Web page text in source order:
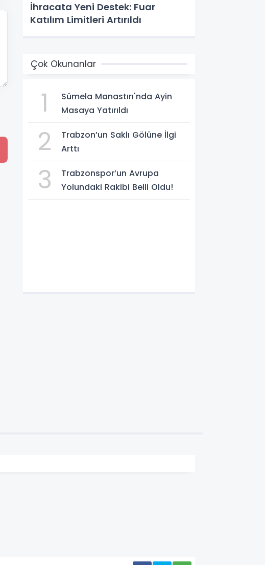
İhracata Yeni Destek: Fuar
Katılım Limitleri Artırıldı
Çok Okunanlar
1
Sümela Manastırı'nda Ayin
Masaya Yatırıldı
2
Trabzon’un Saklı Gölüne İlgi
Arttı
3
Trabzonspor’un Avrupa
Yolundaki Rakibi Belli Oldu!